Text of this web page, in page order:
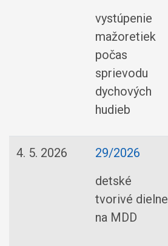
vystúpenie
mažoretiek
počas
sprievodu
dychových
hudieb
4. 5. 2026
29/2026
detské
tvorivé dielne
na MDD